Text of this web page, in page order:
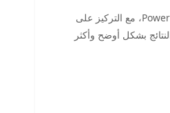
تأتي هذه الورشة العملية لتساعد المشاركين على فهم أساسيات تحليل البيانات باستخدام Power BI، مع التركيز على
بشكل أوضح وأكثر